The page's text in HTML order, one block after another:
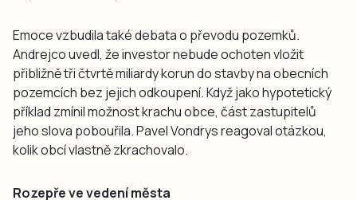
Emoce vzbudila také debata o převodu pozemků.
Andrejco uvedl, že investor nebude ochoten vložit
přibližně tři čtvrtě miliardy korun do stavby na obecních
pozemcích bez jejich odkoupení. Když jako hypotetický
příklad zmínil možnost krachu obce, část zastupitelů
jeho slova pobouřila. Pavel Vondrys reagoval otázkou,
kolik obcí vlastně zkrachovalo.
Rozepře ve vedení města